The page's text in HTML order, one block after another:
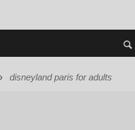
disneyland paris for adults